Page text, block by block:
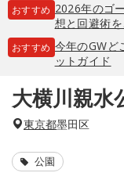
おすすめ 2026年のゴ
想と回避術
おすすめ 今年のGWど
ットガイド
大横川親水
東京都墨田区
公園